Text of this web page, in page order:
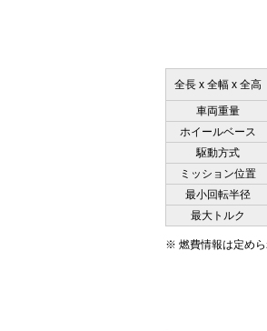
全長 x 全幅 x 全高
車両重量
ホイールベース
駆動方式
ミッション位置
最小回転半径
最大トルク
※ 燃費情報は定めら